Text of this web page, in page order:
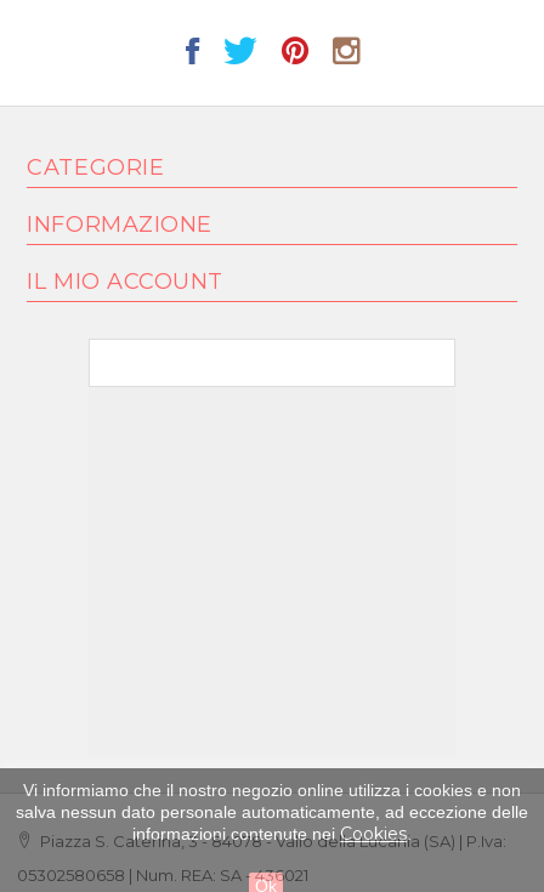
CATEGORIE
INFORMAZIONE
IL MIO ACCOUNT
Vi informiamo che il nostro negozio online utilizza i cookies e non
salva nessun dato personale automaticamente, ad eccezione delle
informazioni contenute nei Cookies.
Ok
Piazza S. Caterina, 3 - 84078 - Vallo della Lucania (SA) | P.Iva:
05302580658 | Num. REA: SA - 436021